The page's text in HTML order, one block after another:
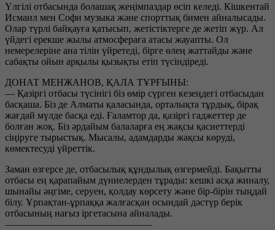
Үлгілі отбасында болашақ жеңімпаздар өсіп келеді. Кішкентай
Исмаил мен Софи музыка және спорттық бимен айналысады.
Олар түрлі байқауға қатысып, жетістіктерге де жетіп жүр. Ал
үйдегі ерекше жылы атмосфераға атасы жауапты. Ол
немерелеріне ана тілін үйретеді, бірге өлең жаттайды және
сабақты ойын арқылы қызықты етіп түсіндіреді.
ДОНАТ МЕНЖАНОВ, ҚАЛА ТҰРҒЫНЫ:
— Қазіргі отбасы түсінігі біз өмір сүрген кезеңдегі отбасыдан
басқаша. Біз де Алматы қаласында, орталықта тұрдық, бірақ
жағдай мүлде басқа еді. Ғаламтор да, қазіргі гаджеттер де
болған жоқ. Біз әрдайым балаларға ең жақсы қасиеттерді
сіңіруге тырыстық. Мысалы, адамдарды жақсы көруді,
көмектесуді үйреттік.
Заман өзгерсе де, отбасылық құндылық өзгермейді. Бақытты
отбасы ең қарапайым дүниелерден тұрады: кешкі асқа жиналу,
шынайы әңгіме, серуен, қолдау көрсету және бір-бірін тыңдай
білу. Ұрпақтан-ұрпаққа жалғасқан осындай дәстүр берік
отбасының нағыз іргетасына айналады.
———————————————